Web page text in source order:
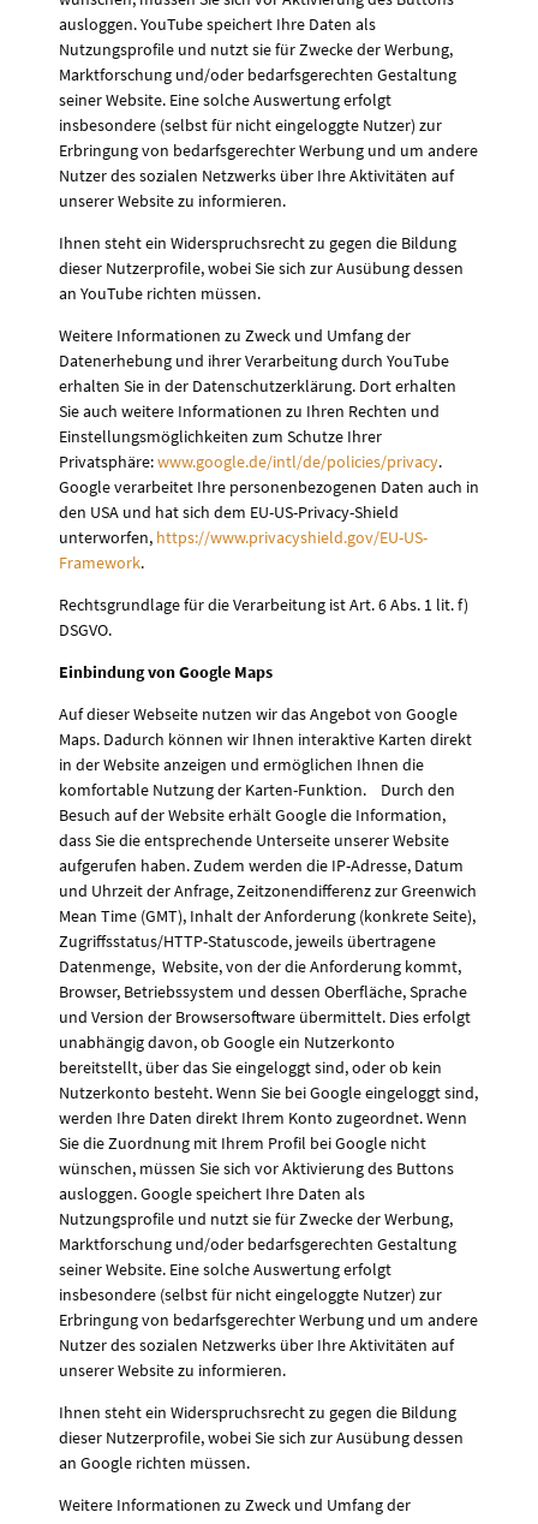
ausloggen. YouTube speichert Ihre Daten als
Nutzungsprofile und nutzt sie für Zwecke der Werbung,
Marktforschung und/oder bedarfsgerechten Gestaltung
seiner Website. Eine solche Auswertung erfolgt
insbesondere (selbst für nicht eingeloggte Nutzer) zur
Erbringung von bedarfsgerechter Werbung und um andere
Nutzer des sozialen Netzwerks über Ihre Aktivitäten auf
unserer Website zu informieren.
Ihnen steht ein Widerspruchsrecht zu gegen die Bildung
dieser Nutzerprofile, wobei Sie sich zur Ausübung dessen
an YouTube richten müssen.
Weitere Informationen zu Zweck und Umfang der
Datenerhebung und ihrer Verarbeitung durch YouTube
erhalten Sie in der Datenschutzerklärung. Dort erhalten
Sie auch weitere Informationen zu Ihren Rechten und
Einstellungsmöglichkeiten zum Schutze Ihrer
Privatsphäre:www.google.de/intl/de/policies/privacy.
Google verarbeitet Ihre personenbezogenen Daten auch in
den USA und hat sich dem EU-US-Privacy-Shield
unterworfen, https://www.privacyshield.gov/EU-US-
Framework.
Rechtsgrundlage für die Verarbeitung ist Art. 6 Abs. 1 lit. f)
DSGVO.
Einbindung von Google Maps
Auf dieser Webseite nutzen wir das Angebot von Google
Maps. Dadurch können wir Ihnen interaktive Karten direkt
in der Website anzeigen und ermöglichen Ihnen die
komfortable Nutzung der Karten-Funktion. Durch den
Besuch auf der Website erhält Google die Information,
dass Sie die entsprechende Unterseite unserer Website
aufgerufen haben. Zudem werden die IP-Adresse, Datum
und Uhrzeit der Anfrage, Zeitzonendifferenz zur Greenwich
Mean Time (GMT), Inhalt der Anforderung (konkrete Seite),
Zugriffsstatus/HTTP-Statuscode, jeweils übertragene
Datenmenge, Website, von der die Anforderung kommt,
Browser, Betriebssystem und dessen Oberfläche, Sprache
und Version der Browsersoftware übermittelt. Dies erfolgt
unabhängig davon, ob Google ein Nutzerkonto
bereitstellt, über das Sie eingeloggt sind, oder ob kein
Nutzerkonto besteht. Wenn Sie bei Google eingeloggt sind,
werden Ihre Daten direkt Ihrem Konto zugeordnet. Wenn
Sie die Zuordnung mit Ihrem Profil bei Google nicht
wünschen, müssen Sie sich vor Aktivierung des Buttons
ausloggen. Google speichert Ihre Daten als
Nutzungsprofile und nutzt sie für Zwecke der Werbung,
Marktforschung und/oder bedarfsgerechten Gestaltung
seiner Website. Eine solche Auswertung erfolgt
insbesondere (selbst für nicht eingeloggte Nutzer) zur
Erbringung von bedarfsgerechter Werbung und um andere
Nutzer des sozialen Netzwerks über Ihre Aktivitäten auf
unserer Website zu informieren.
Ihnen steht ein Widerspruchsrecht zu gegen die Bildung
dieser Nutzerprofile, wobei Sie sich zur Ausübung dessen
an Google richten müssen.
Weitere Informationen zu Zweck und Umfang der